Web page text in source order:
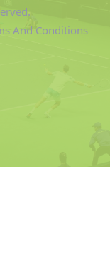
And Conditions